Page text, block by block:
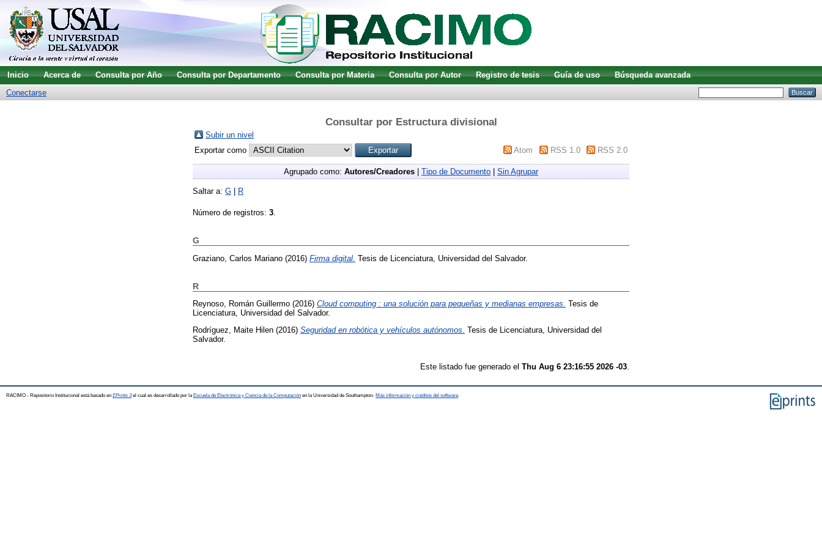
Inicio Acerca de Consulta por Año Consulta por Departamento Consulta por Materia Consulta por Autor Registro de tesis Guía de uso
Búsqueda avanzada
Conectarse
Consultar por Estructura divisional
Subir un nivel
Exportar como
Atom RSS 1.0 RSS 2.0
Agrupado como: Autores/Creadores Tipo de Documento Sin Agrupar
Saltar a: G R
Número de registros: 3
G
Graziano, Carlos Mariano (2016) Firma digital. Tesis de Licenciatura, Universidad del Salvador.
R
Reynoso, Román Guillermo (2016) Cloud computing : una solución para pequeñas y medianas empresas. Tesis de
Licenciatura, Universidad del Salvador.
Rodríguez, Maite Hilen (2016) Seguridad en robótica y vehículos autónomos. Tesis de Licenciatura, Universidad del
Salvador.
Este listado fue generado el Thu Aug 6 23:16:55 2026 -03.
RACIMO - Repositorio Institucional está basado en EPrints 3el cual es desarrollado por la Escuela de Electrónica y Ciencia de la Computación en la Universidad de Southampton- Más información y créditos del software